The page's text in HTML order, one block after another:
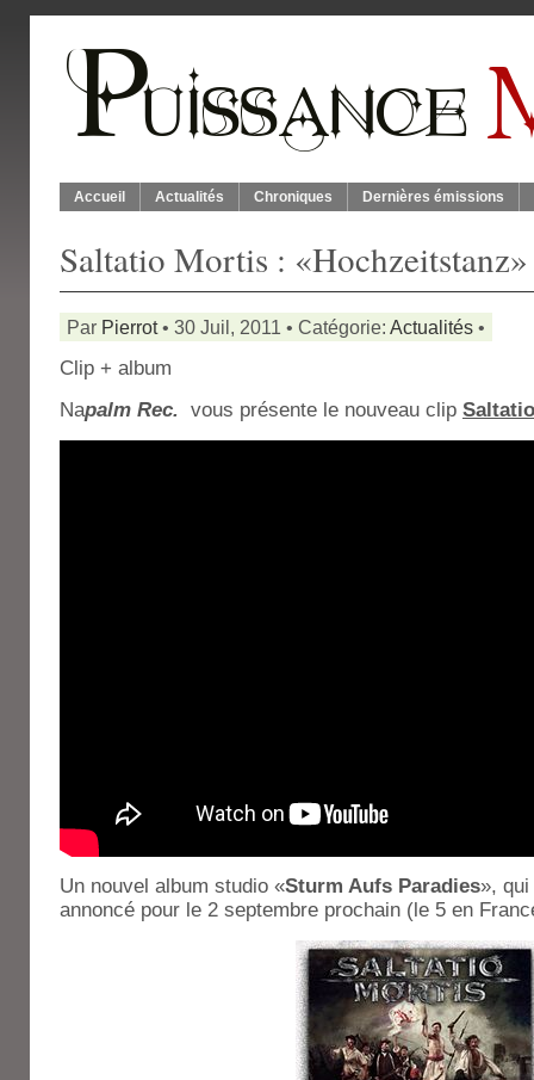
Accueil Actualités Chroniques Dernières émissions
Saltatio Mortis : «Hochzeitstanz»
Par Pierrot• 30 Juil, 2011 • Catégorie: Actualités •
Clip + album
Napalm Rec. vous présente le nouveau clip
Un nouvel album studio «Sturm Aufs Paradies»,
annoncé pour le 2 septembre prochain (le 5 en